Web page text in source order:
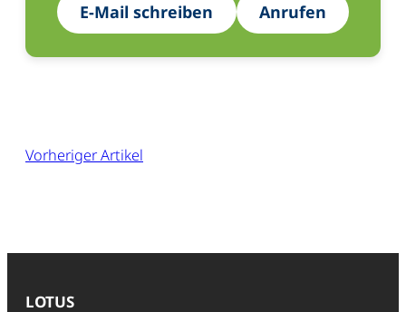
E-Mail schreiben Anrufen
Vorheriger Artikel
LOTUS